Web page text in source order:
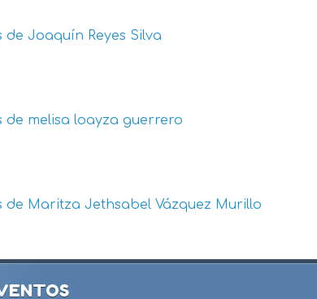
de Joaquín Reyes Silva
de melisa loayza guerrero
de Maritza Jethsabel Vázquez Murillo